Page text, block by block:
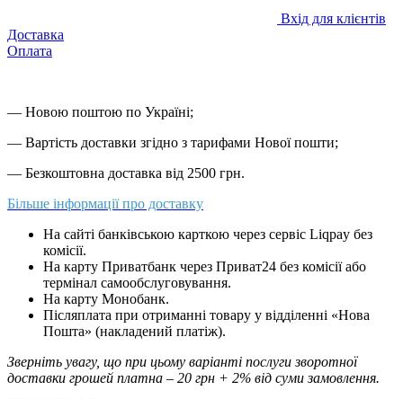
Вхід для клієнтів
Доставка
Оплата
— Новою поштою по Україні;
— Вартість доставки згідно з тарифами Нової пошти;
— Безкоштовна доставка від 2500 грн.
Більше інформації про доставку
На сайті банківською карткою через сервіс Liqpay без
комісії.
На карту Приватбанк через Приват24 без комісії або
термінал самообслуговування.
На карту Монобанк.
Післяплата при отриманні товару у відділенні «Нова
Пошта» (накладений платіж).
Зверніть увагу, що при цьому варіанті послуги зворотної
доставки грошей платна – 20 грн + 2% від суми замовлення.